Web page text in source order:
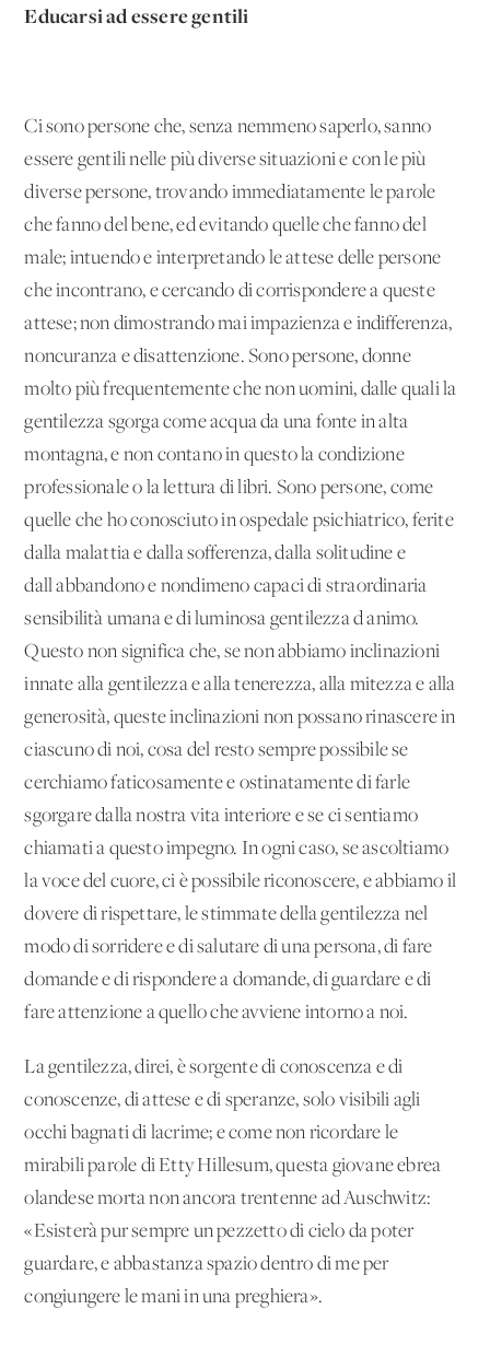
Educarsi ad essere gentili
Ci sono persone che, senza nemmeno saperlo, sanno
essere gentili nelle più diverse situazioni e con le più
diverse persone, trovando immediatamente le parole
che fanno del bene, ed evitando quelle che fanno del
male; intuendo e interpretando le attese delle persone
che incontrano, e cercando di corrispondere a queste
attese; non dimostrando mai impazienza e indifferenza,
noncuranza e disattenzione. Sono persone, donne
molto più frequentemente che non uomini, dalle quali la
gentilezza sgorga come acqua da una fonte in alta
montagna, e non contano in questo la condizione
professionale o la lettura di libri. Sono persone, come
quelle che ho conosciuto in ospedale psichiatrico, ferite
dalla malattia e dalla sofferenza, dalla solitudine e
dall'abbandono e nondimeno capaci di straordinaria
sensibilità umana e di luminosa gentilezza d'animo.
Questo non significa che, se non abbiamo inclinazioni
innate alla gentilezza e alla tenerezza, alla mitezza e alla
generosità, queste inclinazioni non possano rinascere in
ciascuno di noi, cosa del resto sempre possibile se
cerchiamo faticosamente e ostinatamente di farle
sgorgare dalla nostra vita interiore e se ci sentiamo
chiamati a questo impegno. In ogni caso, se ascoltiamo
la voce del cuore, ci è possibile riconoscere, e abbiamo il
dovere di rispettare, le stimmate della gentilezza nel
modo di sorridere e di salutare di una persona, di fare
domande e di rispondere a domande, di guardare e di
fare attenzione a quello che avviene intorno a noi.
La gentilezza, direi, è sorgente di conoscenza e di
conoscenze, di attese e di speranze, solo visibili agli
occhi bagnati di lacrime; e come non ricordare le
mirabili parole di Etty Hillesum, questa giovane ebrea
olandese morta non ancora trentenne ad Auschwitz:
«Esisterà pur sempre un pezzetto di cielo da poter
guardare, e abbastanza spazio dentro di me per
congiungere le mani in una preghiera».